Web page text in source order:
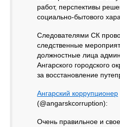
работ, перспективы
социально-бытового
Следователями СК
следственные
должностные лица
Ангарского городского
за восстановление
Ангарский коррупционер
(@angarskcorruption):
Очень правильное и